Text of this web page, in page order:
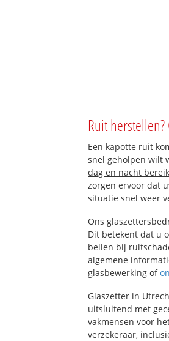
Ruit
Een kapotte ruit
snel geholpen wilt
dag en nacht
zorgen ervoor dat
situatie snel weer
Ons
Dit betekent dat u
bellen bij
algemene
glasbewerking of
Glaszetter in
uitsluitend met
vakmensen voor
verzekeraar,